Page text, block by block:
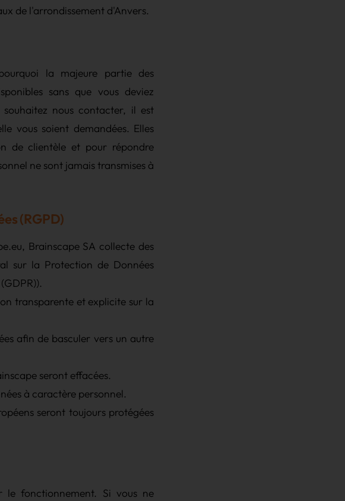
de l'arrondissement d'Anvers.
la majeure partie des
sans que vous deviez
nous contacter, il est
vous soient demandées. Elles
de clientèle et pour répondre
ne sont jamais transmises à
(RGPD)
Brainscape SA collecte des
sur la Protection de Données
transparente et explicite sur la
afin de basculer vers un autre
seront effacées.
à caractère personnel.
seront toujours protégées
le fonctionnement. Si vous ne